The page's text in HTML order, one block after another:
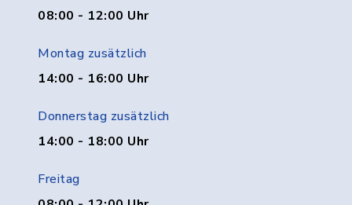
08:00 - 12:00 Uhr
Montag zusätzlich
14:00 - 16:00 Uhr
Donnerstag zusätzlich
14:00 - 18:00 Uhr
Freitag